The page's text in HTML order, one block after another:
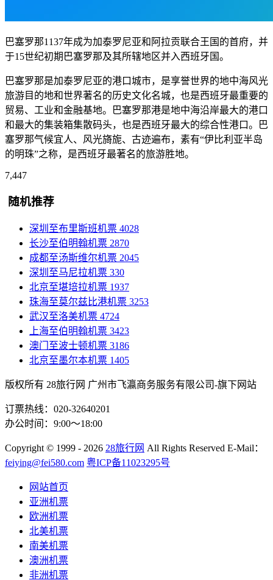
巴塞罗那1137年成为加泰罗尼亚和阿拉贡联合王国的首府，并
于15世纪初期巴塞罗那及其所辖地区并入西班牙国。
巴塞罗那是加泰罗尼亚的港口城市，是享誉世界的地中海风光
旅游目的地和世界著名的历史文化名城，也是西班牙最重要的
贸易、工业和金融基地。巴塞罗那港是地中海沿岸最大的港口
和最大的集装箱集散码头，也是西班牙最大的综合性港口。巴
塞罗那气候宜人、风光旖旎、古迹遍布，素有“伊比利亚半岛
的明珠”之称，是西班牙最著名的旅游胜地。
7,447
随机推荐
深圳至布里斯班机票 4028
长沙至伯明翰机票 2870
成都至汤斯维尔机票 2045
深圳至马尼拉机票 330
北京至堪培拉机票 1937
珠海至莫尔兹比港机票 3253
武汉至洛美机票 4724
上海至伯明翰机票 3423
澳门至波士顿机票 3186
北京至墨尔本机票 1405
版权所有 28旅行网 广州市飞瀛商务服务有限公司-旗下网站
订票热线：020-32640201
办公时间：9:00～18:00
Copyright © 1999 - 2026 28旅行网 All Rights Reserved E-Mail：
feiying@fei580.com 粤ICP备11023295号
网站首页
亚洲机票
欧洲机票
北美机票
南美机票
澳洲机票
非洲机票